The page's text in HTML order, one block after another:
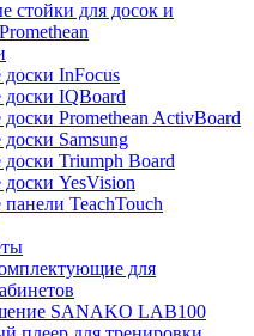
стойки для досок и
InFocus
IQBoard
Promethean ActivBoard
Samsung
Triumph Board
YesVision
TeachTouch
для
SANAKO LAB100